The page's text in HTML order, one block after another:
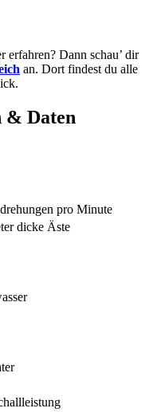
erfahren? Dann schau’ dir
an. Dort findest du alle
& Daten
pro Minute
dicke Äste